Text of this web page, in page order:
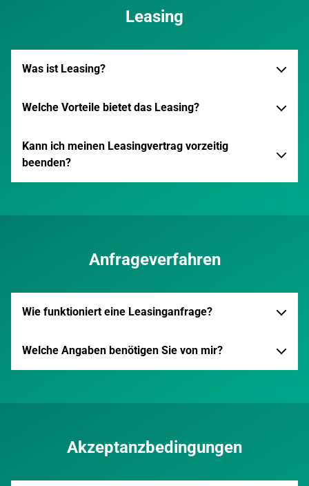
Leasing
Was ist Leasing?
Welche Vorteile bietet das Leasing?
Kann ich meinen Leasingvertrag vorzeitig
beenden?
Anfrageverfahren
Wie funktioniert eine Leasinganfrage?
Welche Angaben benötigen Sie von mir?
Akzeptanzbedingungen